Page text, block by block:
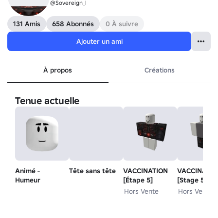
@Sovereign_I
131 Amis 658 Abonnés
0 À suivre
Ajouter un ami
À propos Créations
Tenue actuelle
Animé -
Humeur
Tête sans tête
VACCINATION
[Étape 5]
Hors Vente
[Stage 5]
Inférieur
Hors Vente